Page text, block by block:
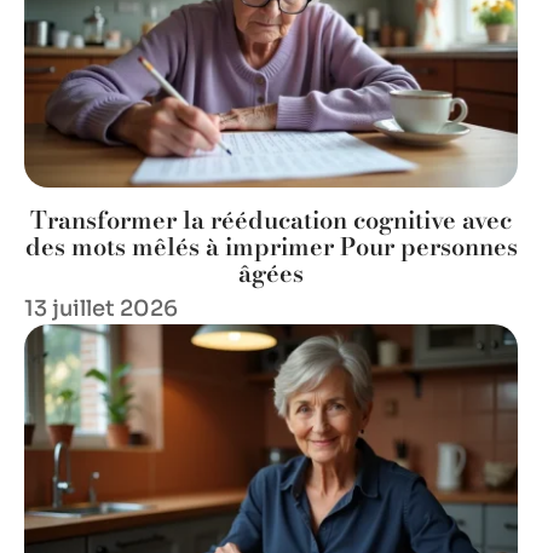
Transformer la rééducation cognitive avec
des mots mêlés à imprimer Pour personnes
âgées
13 juillet 2026